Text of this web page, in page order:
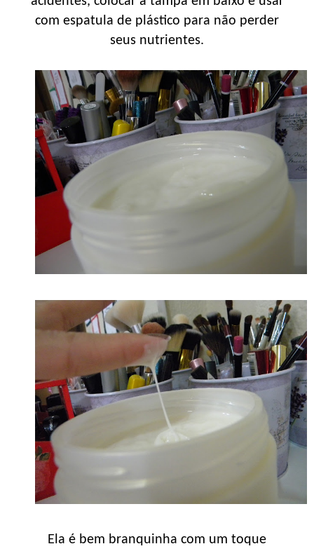
com espatula de plástico para não perder
seus nutrientes.
Ela é bem branquinha com um toque